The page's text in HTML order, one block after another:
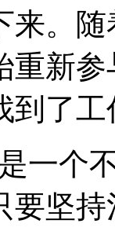
来。
重新
到了工
一个
要坚